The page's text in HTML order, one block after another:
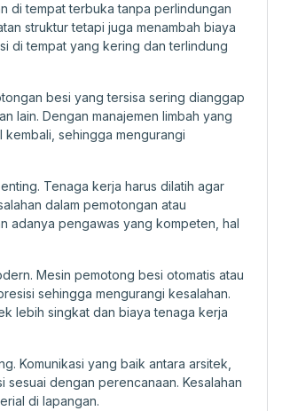
di tempat terbuka tanpa perlindungan
struktur tetapi juga menambah biaya
di tempat yang kering dan terlindung
besi yang tersisa sering dianggap
lain. Dengan manajemen limbah yang
sehingga mengurangi
Tenaga kerja harus dilatih agar
dalam pemotongan atau
adanya pengawas yang kompeten, hal
Mesin pemotong besi otomatis atau
sehingga mengurangi kesalahan.
lebih singkat dan biaya tenaga kerja
Komunikasi yang baik antara arsitek,
dengan perencanaan. Kesalahan
di lapangan.